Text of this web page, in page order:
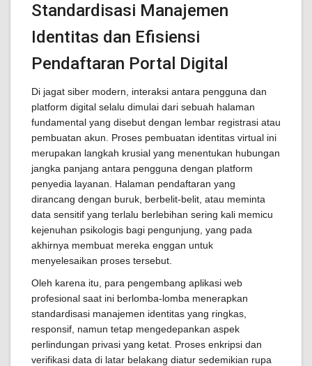
Standardisasi Manajemen
Identitas dan Efisiensi
Pendaftaran Portal Digital
Di jagat siber modern, interaksi antara pengguna dan
platform digital selalu dimulai dari sebuah halaman
fundamental yang disebut dengan lembar registrasi atau
pembuatan akun. Proses pembuatan identitas virtual ini
merupakan langkah krusial yang menentukan hubungan
jangka panjang antara pengguna dengan platform
penyedia layanan. Halaman pendaftaran yang
dirancang dengan buruk, berbelit-belit, atau meminta
data sensitif yang terlalu berlebihan sering kali memicu
kejenuhan psikologis bagi pengunjung, yang pada
akhirnya membuat mereka enggan untuk
menyelesaikan proses tersebut.
Oleh karena itu, para pengembang aplikasi web
profesional saat ini berlomba-lomba menerapkan
standardisasi manajemen identitas yang ringkas,
responsif, namun tetap mengedepankan aspek
perlindungan privasi yang ketat. Proses enkripsi dan
verifikasi data di latar belakang diatur sedemikian rupa